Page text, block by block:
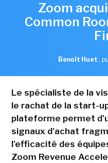
Zoom
Common
Benoît Huet ,
Le spécialiste de la
le rachat de la start-
plateforme permet
signaux d'achat
l'efficacité des
Zoom Revenue